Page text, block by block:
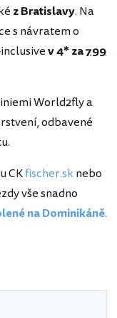
z Bratislavy. Na
s návratem o
v 4* za799
World2fly a
odbavené
CKfischer.sknebo
vše snadno
na Dominikáně.